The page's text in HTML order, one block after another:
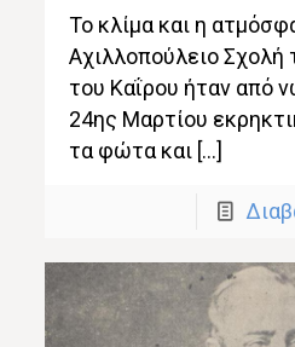
Το κλίμα και η
Αχιλλοπούλειο Σχολή
του Καΐρου ήταν από
24ης Μαρτίου
τα φώτα και […]